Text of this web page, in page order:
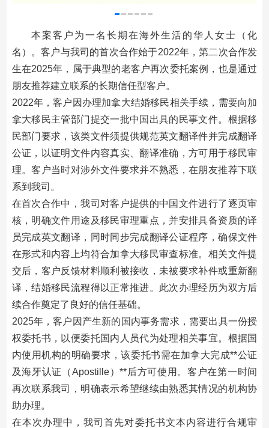
本案客户为一名长期在海外生活的华人女士（化
名）。客户与我司的首次合作始于2022年，第二次合作发
生在2025年，属于典型的老客户再次委托案例，也是通过
朋友推荐建立联系的长期信任型客户。
2022年，客户因办理加拿大结婚移民相关手续，需要向加
拿大移民主管部门提交一批中国出具的民事文件。根据移
民部门要求，该类文件须提供规范英文翻译件并完成翻译
公证，以证明文件内容真实、翻译准确，方可用于移民审
理。客户当时对涉外文件要求并不熟悉，在朋友推荐下联
系到我司。
在首次合作中，我司对客户提供的中国文件进行了逐页审
核，明确文件用途及移民审理重点，并安排具备资质的译
员完成英文翻译，同时同步完成翻译公证程序，确保文件
在形式和内容上均符合加拿大移民审查标准。相关文件提
交后，客户反馈材料顺利被接收，未被要求补件或重新翻
译，结婚移民流程得以正常推进。此次办理经历为双方后
续合作奠定了良好的信任基础。
2025年，客户因产生新的国内事务需求，需要出具一份授
权委托书，以便委托国内人员代为处理相关事宜。根据国
内使用机构的明确要求，该委托书需在加拿大完成**公证
及海牙认证（Apostille）**后方可使用。客户在第一时间
再次联系我司，明确表示希望继续由熟悉其情况的机构协
助办理。
在本次办理中，我司首先对委托书文本内容进行合规审